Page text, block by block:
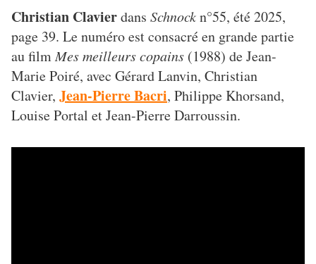
Christian Clavierdans Schnockn°55, été 2025,
page 39. Le numéro est consacré en grande partie
au filmMes meilleurs copains (1988) de Jean-
Marie Poiré, avec Gérard Lanvin, Christian
Clavier, Jean-Pierre Bacri, Philippe Khorsand,
Louise Portal et Jean-Pierre Darroussin.